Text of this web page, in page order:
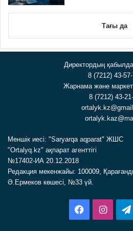
Тағы да
Директордың
8 (7212) 43-
Жарнама және
8 (7212) 43-
Меншік иесі: "Saryarqa aqparat" ЖШС
"Ortalyq.kz" ақпарат агенттігі
№17402-ИА 20.12.2018
Редакция мекенжайы: 100009,
Ә.Ермеков көшесі, №33 үй.
Facebook